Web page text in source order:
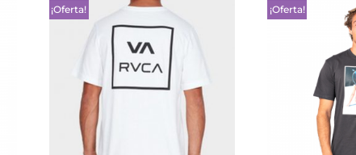
¡Oferta! ¡Oferta!